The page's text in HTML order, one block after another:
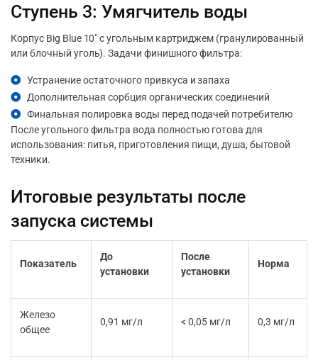
Ступень 3: Умягчитель воды
Корпус Big Blue 10″ с угольным картриджем (гранулированный
или блочный уголь). Задачи финишного фильтра:
Устранение остаточного привкуса и запаха
Дополнительная сорбция органических соединений
Финальная полировка воды перед подачей потребителю
После угольного фильтра вода полностью готова для
использования: питья, приготовления пищи, душа, бытовой
техники.
Итоговые результаты после
запуска системы
Показатель
До
установки
После
установки
Норма
Железо
общее
0,91 мг/л < 0,05 мг/л 0,3 мг/л